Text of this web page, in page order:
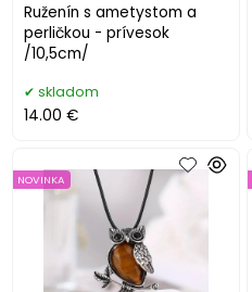
Ruženín s ametystom a
perličkou - prívesok
/10,5cm/
skladom
14.00 €
NOVINKA